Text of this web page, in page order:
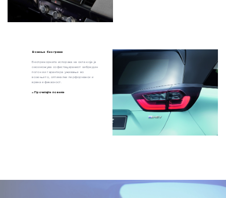
Возење без грижи
Беспрекорната испорака на сила која ја
овозможува софистицираниот хибриден
погон ви гарантира уживање во
возењето, оптимални перформанси и
врвна ефикасност.
» Прочитајте повеќе